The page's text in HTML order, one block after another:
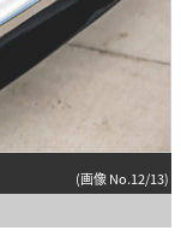
(画像 No.12/13)